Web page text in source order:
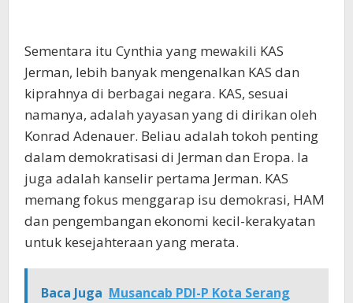
Sementara itu Cynthia yang mewakili KAS
Jerman, lebih banyak mengenalkan KAS dan
kiprahnya di berbagai negara. KAS, sesuai
namanya, adalah yayasan yang di dirikan oleh
Konrad Adenauer. Beliau adalah tokoh penting
dalam demokratisasi di Jerman dan Eropa. Ia
juga adalah kanselir pertama Jerman. KAS
memang fokus menggarap isu demokrasi, HAM
dan pengembangan ekonomi kecil-kerakyatan
untuk kesejahteraan yang merata.
Baca Juga Musancab PDI-P Kota Serang